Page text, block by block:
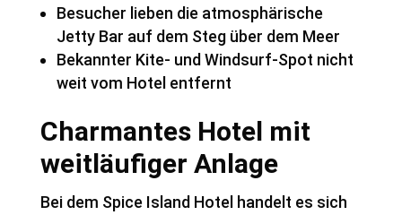
Besucher lieben die atmosphärische
Jetty Bar auf dem Steg über dem Meer
Bekannter Kite- und Windsurf-Spot nicht
weit vom Hotel entfernt
Charmantes Hotel mit
weitläufiger Anlage
Bei dem Spice Island Hotel handelt es sich